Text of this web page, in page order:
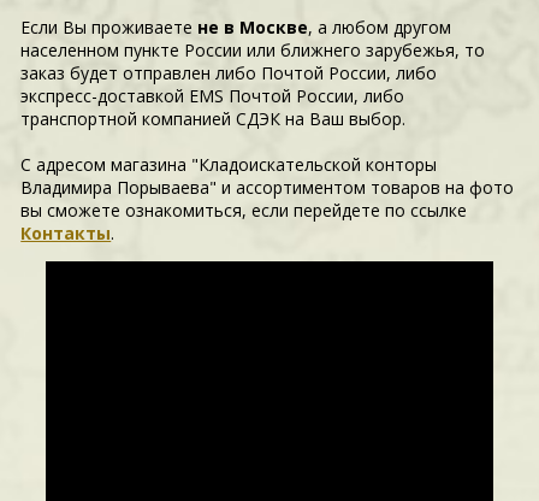
Если Вы проживаете не в Москве, а любом другом
населенном пункте России или ближнего зарубежья, то
заказ будет отправлен либо Почтой России, либо
экспресс-доставкой EMS Почтой России, либо
транспортной компанией СДЭК на Ваш выбор.
С адресом магазина "Кладоискательской конторы
Владимира Порываева" и ассортиментом товаров на фото
вы сможете ознакомиться, если перейдете по ссылке
Контакты.